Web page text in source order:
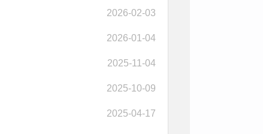
2026-02-03
2026-01-04
2025-11-04
2025-10-09
2025-04-17